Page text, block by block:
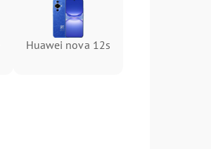
Huawei nova 12s